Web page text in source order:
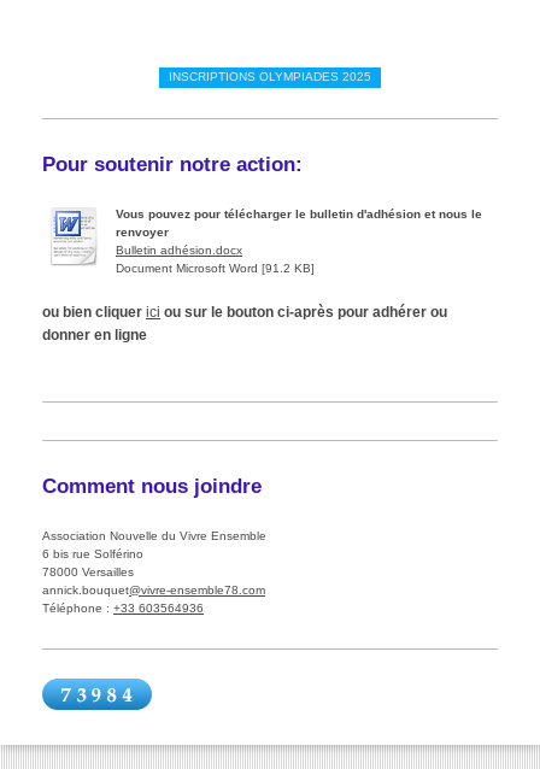
INSCRIPTIONS OLYMPIADES 2025
Pour soutenir notre action:
Vous pouvez pour télécharger le bulletin d'adhésion et nous le
renvoyer
Bulletin adhésion.docx
Document Microsoft Word [91.2 KB]
ou bien cliquer ici ou sur le bouton ci-après pour adhérer ou
donner en ligne
Comment nous joindre
Association Nouvelle du Vivre Ensemble
6 bis rue Solférino
78000 Versailles
annick.bouquet@vivre-ensemble78.com
Téléphone : +33 603564936